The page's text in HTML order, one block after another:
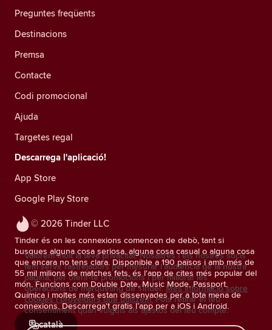
© 2026 Tinder LLC
Tinder és on les connexions comencen de debò, tant si
busques alguna cosa seriosa, alguna cosa casual o alguna cosa
que encara no tens clara. Disponible a 190 països i amb més de
55 mil milions de matches fets, és l'app de cites més popular del
món. Funcions com Double Date, Music Mode, Passport,
Química i moltes més estan dissenyades per a tota mena de
connexions. Descarrega't gratis l’app per a iOS i Android.
català
Preguntes freqüents
Destinacions
Premsa
Contacte
Codi promocional
Ajuda
Targetes regal
Descarrega l'aplicació!
App Store
Google Play Store
Valorem molt la teva privacitat. Nosaltres i els nostres socis
fem servir rastrejadors per mesurar l'audiència de la nostra
pàgina, per oferir-te promocions i per millorar les
operacions de màrqueting de Tinder. Més informació sobre
cookies i proveïdors que utilitzem. Pots retirar el teu
consentiment quan vulguis als ajustos del teu compte.